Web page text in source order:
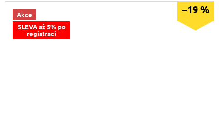
Akce
SLEVA až 5% po
registraci
–19 %